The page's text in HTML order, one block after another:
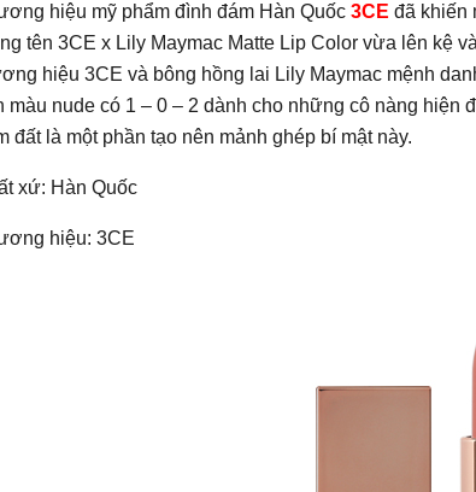
hiệu mỹ phẩm đình đám Hàn Quốc 3CE đã khiến
tên 3CE x Lily Maymac Matte Lip Color vừa lên kệ
hiệu 3CE và bông hồng lai Lily Maymac mệnh
màu nude có 1 – 0 – 2 dành cho những cô nàng hiện
đất là một phần tạo nên mảnh ghép bí mật này.
xứ: Hàn Quốc
hiệu: 3CE